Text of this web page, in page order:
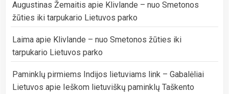
Augustinas Žemaitis apie Klivlande – nuo Smetonos
žūties iki tarpukario Lietuvos parko
Laima apie Klivlande – nuo Smetonos žūties iki
tarpukario Lietuvos parko
Paminklų pirmiems Indijos lietuviams link – Gabalėliai
Lietuvos apie Ieškom lietuviškų paminklų Taškento